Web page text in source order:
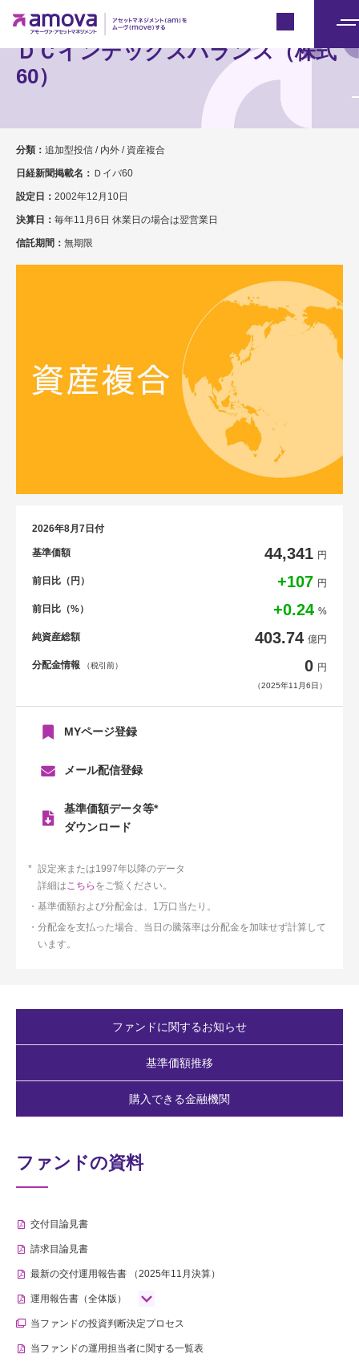
ニ
ＤＣインデックスバランス（株式
60）
分類： 追加型投信 / 内外 / 資産複合
日経新聞掲載名： Ｄイバ60
設定日： 2002年12月10日
決算日： 毎年11月6日 休業日の場合は翌営業日
信託期間： 無期限
2026年8月7日付
基準価額 44,341 円
前日比（円） +107 円
前日比（%） +0.24 %
純資産総額 403.74 億円
分配金情報 （税引前） 0 円
（2025年11月6日）
MYページ登録
メール配信登録
基準価額データ等*
ダウンロード
設定来または1997年以降のデータ
詳細はこちら をご覧ください。
基準価額および分配金は、1万口当たり。
分配金を支払った場合、当日の騰落率は分配金を加味せず計算して
います。
ファンドに関するお知らせ
基準価額推移
購入できる金融機関
ファンドの資料
交付目論見書
請求目論見書
最新の交付運用報告書 （2025年11月決算）
運用報告書（全体版）
当ファンドの投資判断決定プロセス
当ファンドの運用担当者に関する一覧表